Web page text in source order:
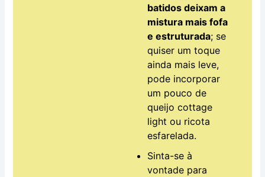
batidos deixam a
mistura mais fofa
e estruturada; se
quiser um toque
ainda mais leve,
pode incorporar
um pouco de
queijo cottage
light ou ricota
esfarelada.
Sinta-se à
vontade para